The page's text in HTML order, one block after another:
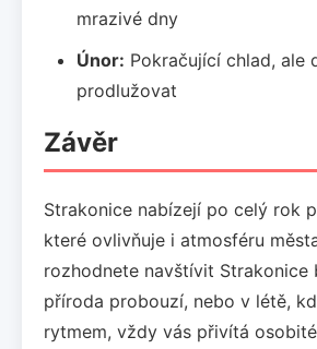
mrazivé dny
Únor: Pokračující chlad, ale
prodlužovat
Závěr
Strakonice nabízejí po celý rok
které ovlivňuje i atmosféru
rozhodnete navštívit Strakonice
příroda probouzí, nebo v létě,
rytmem, vždy vás přivítá